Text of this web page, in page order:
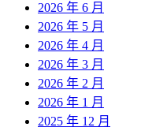
2026 年 6 月
2026 年 5 月
2026 年 4 月
2026 年 3 月
2026 年 2 月
2026 年 1 月
2025 年 12 月